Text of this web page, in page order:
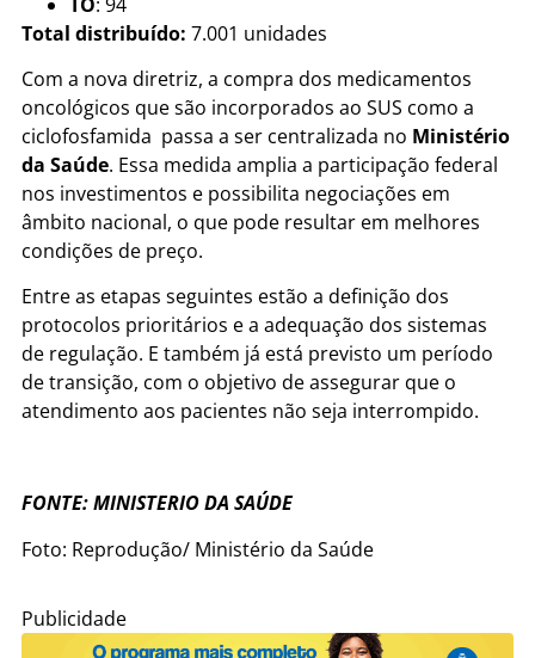
Total distribuído: 7.001 unidades
Com a nova diretriz, a compra dos medicamentos
oncológicos que são incorporados ao SUS como a
ciclofosfamida passa a ser centralizada no Ministério
da Saúde. Essa medida amplia a participação federal
nos investimentos e possibilita negociações em
âmbito nacional, o que pode resultar em melhores
condições de preço.
Entre as etapas seguintes estão a definição dos
protocolos prioritários e a adequação dos sistemas
de regulação. E também já está previsto um período
de transição, com o objetivo de assegurar que o
atendimento aos pacientes não seja interrompido.
FONTE: MINISTERIO DA SAÚDE
Foto: Reprodução/ Ministério da Saúde
Publicidade